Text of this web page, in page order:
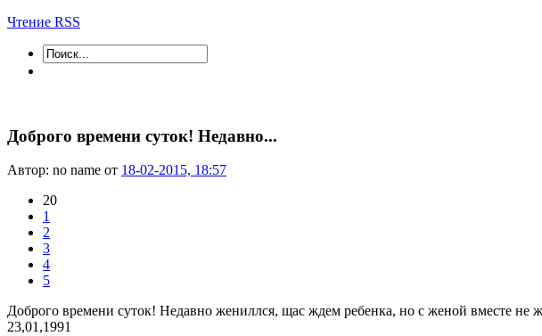
Чтение RSS
Доброго времени суток! Недавно...
Автор: no name от 18-02-2015, 18:57
20
1
2
3
4
5
Доброго времени суток! Недавно жениллся, щас ждем ребенка, но с женой вместе
23,01,1991